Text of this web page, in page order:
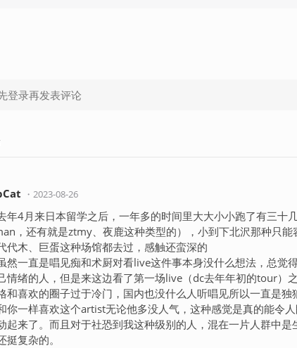
・ 2023-08-26
年4月来日本留学之后，一年多的时间里大大小小跑了有三十
，还有就是ztmy、夜鹿这种类型的），小到下北沢那种只
代木、巨蛋这种场馆都去过，感触还蛮深的
然一直是唱见痴和术厨对看live这件事本身没什么想法，总觉
情绪的人，但是来这边看了第一场live（dc去年年初的tour）
和喜欢的圈子过于冷门，国内也没什么人听唱见所以一直是
你一样喜欢这个artist无论他多没人气，这种感觉是真的能令
起来了。而且对于社恐到我这种级别的人，混在一片人群中是
挺复杂的。